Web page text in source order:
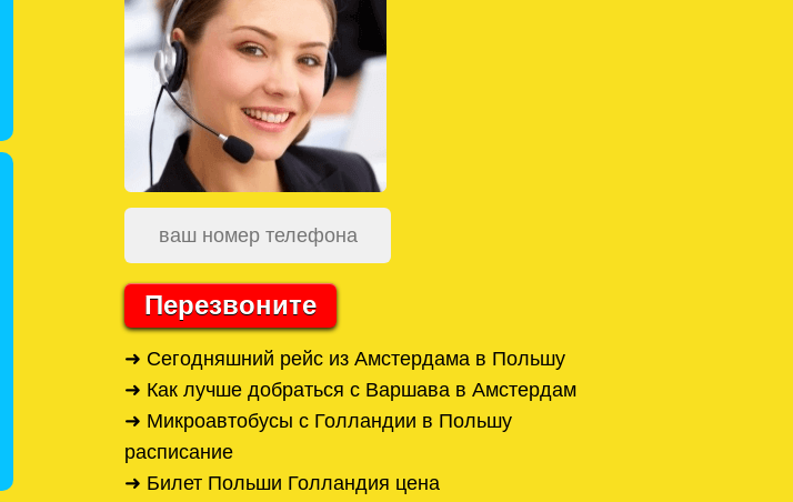
Перезвоните
➜ Сегодняшний рейс из Амстердама в Польшу
➜ Как лучше добраться с Варшава в Амстердам
➜ Микроавтобусы с Голландии в Польшу
расписание
➜ Билет Польши Голландия цена